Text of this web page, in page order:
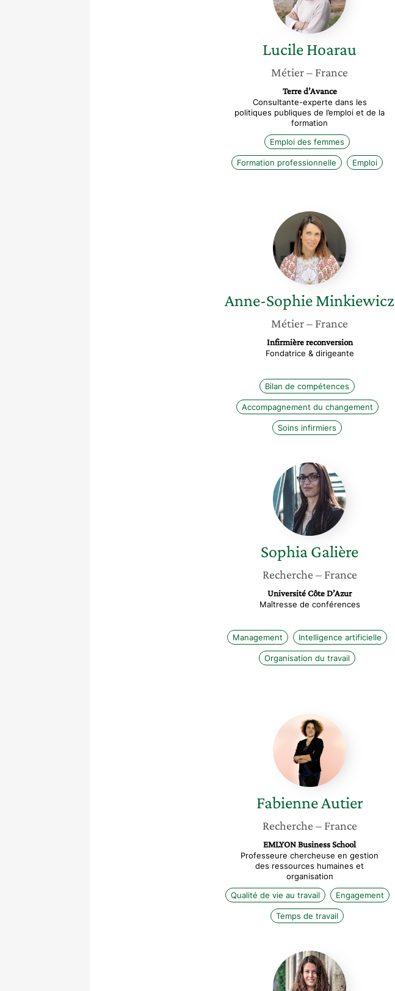
LucileHoarau
Métier– France
Terre d’Avance
Consultante-experte dans les
politiques publiques de l’emploi et de la
formation
Emploi des femmes
Formation professionnelle Emploi
Anne-
Sophie
Minkiewicz
Anne-SophieMinkiewicz
Métier– France
Infirmière reconversion
Fondatrice & dirigeante
Bilan de compétences
Accompagnement du changement
Soins infirmiers
Sophia
Galière
SophiaGalière
Recherche – France
Université Côte D’Azur
Maîtresse de conférences
Management Intelligence artificielle
Organisation du travail
Fabienne
Autier
FabienneAutier
Recherche – France
EMLYON Business School
Professeure chercheuse en gestion
des ressources humaines et
organisation
Qualité de vie au travail
Engagement
Temps de travail
Carole
Méziat